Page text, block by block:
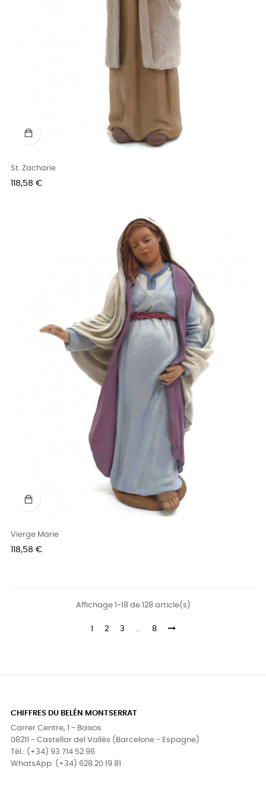
St. Zacharie
Prix
118,58 €
Vierge Marie
Prix
118,58 €
Affichage 1-18 de 128 article(s)
1 2 3 … 8
CHIFFRES DU BELÉN MONTSERRAT
Carrer Centre, 1 - Baixos
08211 - Castellar del Vallès (Barcelone - Espagne)
Tél.: (+34) 93 714 52 96
WhatsApp: (+34) 628 20 19 81